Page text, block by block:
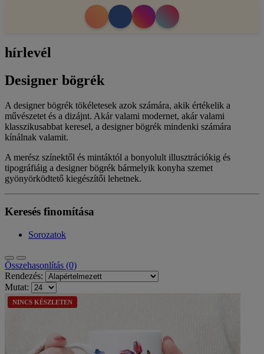
hírlevél
Designer bögrék
A designer bögrék tökéletesek azok számára, akik értékelik a
művészetet és a dizájnt. Akár valami modernet, akár valami
klasszikusabbat keresel, a designer bögrék mindenki számára
kínálnak valamit.
A merész színektől és mintáktól a bonyolult illusztrációkig és
tipográfiáig a designer bögrék bármelyik konyha szemet
gyönyörködtető kiegészítői lehetnek.
Keresés finomítása
Sorozatok
Összehasonlítás (0)
Rendezés:
Mutat:
NINCS KÉSZLETEN